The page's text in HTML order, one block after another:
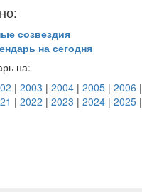
созвездия
на сегодня
на:
| 2003 | 2004| 2005| 2006 |
| 2022 | 2023 | 2024| 2025|